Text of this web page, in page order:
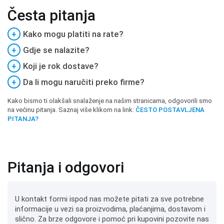
Česta pitanja
+
Kako mogu platiti na rate?
+
Gdje se nalazite?
+
Koji je rok dostave?
+
Da li mogu naručiti preko firme?
Kako bismo ti olakšali snalaženje na našim stranicama, odgovorili smo
na većinu pitanja. Saznaj više klikom na link: ČESTO POSTAVLJENA
PITANJA?
Pitanja i odgovori
U kontakt formi ispod nas možete pitati za sve potrebne
informacije u vezi sa proizvodima, plaćanjima, dostavom i
slično. Za brze odgovore i pomoć pri kupovini pozovite nas